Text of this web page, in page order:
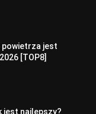
jest
[TOP8]
jest najlepszy?